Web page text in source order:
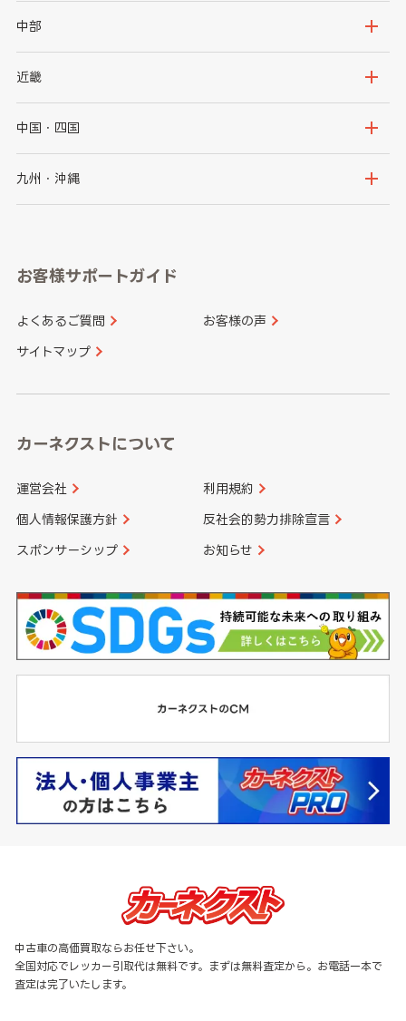
岩手県
秋田県
茨城県
群馬県
千葉県
中部
新潟県
石川県
山梨県
愛知県
近畿
大阪府
京都府
和歌山県
中国・四国
鳥取県
山口県
香川県 愛媛県
九州・沖縄
長崎県
大分県 宮崎県
お客様サポートガイド
よくあるご質問 お客様の声
サイトマップ
カーネクストについて
運営会社 利用規約
個人情報保護方針 反社会的勢力排除宣言
スポンサーシップ お知らせ
中古車の高価買取ならお任せ下さい。
全国対応でレッカー引取代は無料です。まずは無料査定から。お電話一本で
査定は完了いたします。